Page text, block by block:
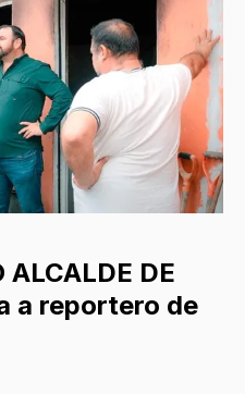
ALCALDE DE
a reportero de